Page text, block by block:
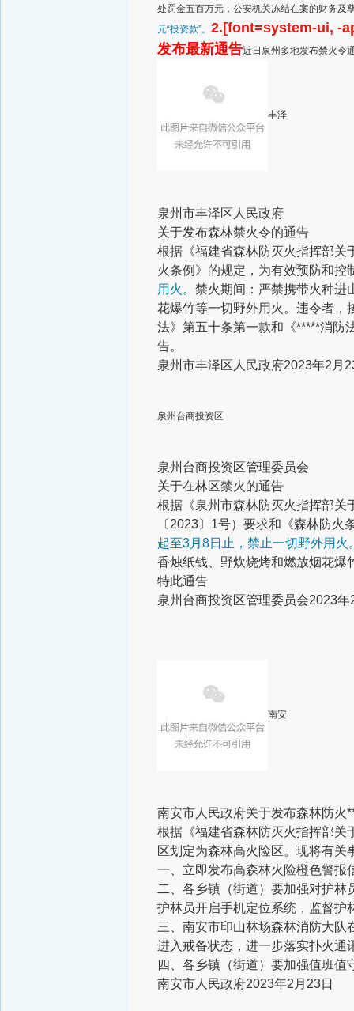
处罚金五百万元，公安机关冻结在案的财务及
元“投资款”。 2.[font=system-ui, -
发布最新通告近日泉州多地发布禁火令
丰泽
泉州市丰泽区人民政府
关于发布森林禁火令的通告
根据《福建省森林防灭火指挥部关
火条例》的规定，为有效预防和控
用火。 禁火期间：严禁携带火种进
花爆竹等一切野外用火。违令者，
法》第五十条第一款和《*****消防
告。
泉州市丰泽区人民政府2023年2月
泉州台商投资区
泉州台商投资区管理委员会
关于在林区禁火的通告
根据《泉州市森林防灭火指挥部关
〔2023〕1号）要求和《森林防
起至3月8日止，禁止一切野外用火
香烛纸钱、野炊烧烤和燃放烟花爆
特此通告
泉州台商投资区管理委员会2023年
南安
南安市人民政府关于发布森林防火
根据《福建省森林防灭火指挥部关
区划定为森林高火险区。现将有关
一、立即发布高森林火险橙色警报
二、各乡镇（街道）要加强对护
护林员开启手机定位系统，监督护
三、南安市印山林场森林消防大
进入戒备状态，进一步落实扑火通
四、各乡镇（街道）要加强值班值
南安市人民政府2023年2月23日